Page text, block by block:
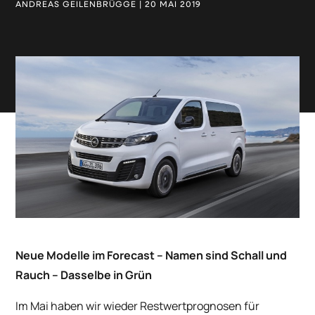
ANDREAS GEILENBRÜGGE | 20 MAI 2019
Neue Modelle im Forecast – Namen sind Schall und
Rauch – Dasselbe in Grün
Im Mai haben wir wieder Restwertprognosen für